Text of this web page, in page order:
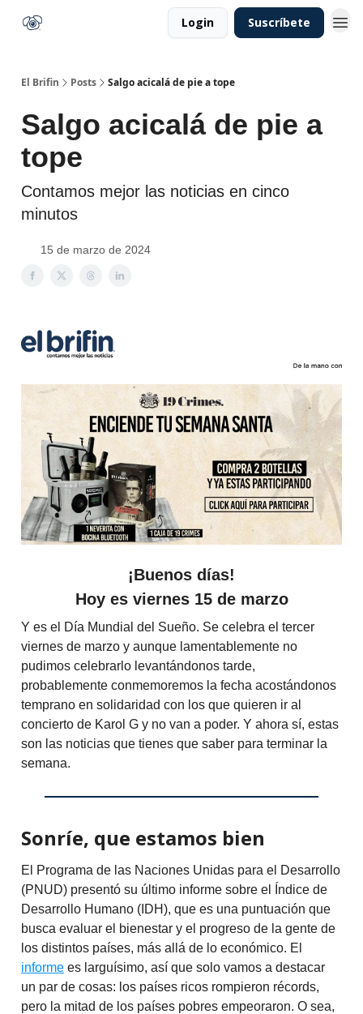
Login Suscríbete
El Brifin Posts Salgo acicalá de pie a tope
Salgo acicalá de pie a
tope
Contamos mejor las noticias en cinco
minutos
15 de marzo de 2024
¡Buenos días!
Hoy es viernes 15 de marzo
Y es el Día Mundial del Sueño. Se celebra el tercer
viernes de marzo y aunque lamentablemente no
pudimos celebrarlo levantándonos tarde,
probablemente conmemoremos la fecha acostándonos
temprano en solidaridad con los que quieren ir al
concierto de Karol G y no van a poder. Y ahora sí, estas
son las noticias que tienes que saber para terminar la
semana.
Sonríe, que estamos bien
El Programa de las Naciones Unidas para el Desarrollo
(PNUD) presentó su último informe sobre el Índice de
Desarrollo Humano (IDH), que es una puntuación que
busca evaluar el bienestar y el progreso de la gente de
los distintos países, más allá de lo económico. El
informe es larguísimo, así que solo vamos a destacar
un par de cosas: los países ricos rompieron récords,
pero la mitad de los países pobres empeoraron. O sea,